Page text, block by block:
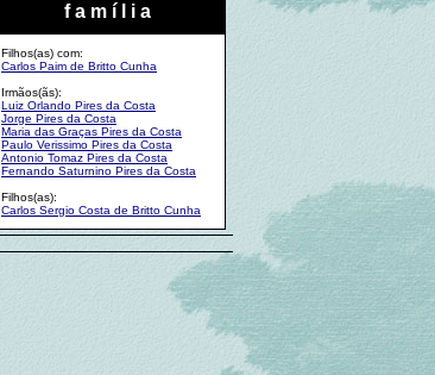
f a m í l i a
Filhos(as) com:
Carlos Paim de Britto Cunha
Irmãos(ãs):
Luiz Orlando Pires da Costa
Jorge Pires da Costa
Maria das Graças Pires da Costa
Paulo Verissimo Pires da Costa
Antonio Tomaz Pires da Costa
Fernando Saturnino Pires da Costa
Filhos(as):
Carlos Sergio Costa de Britto Cunha